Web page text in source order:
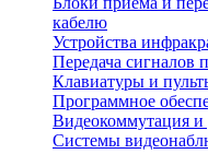
кабелю
Устройства
Передача сигналов
Клавиатуры и
Программное
Видеокоммутация и
Системы